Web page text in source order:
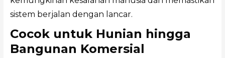
sistem berjalan dengan lancar.
Cocok untuk Hunian hingga
Bangunan Komersial